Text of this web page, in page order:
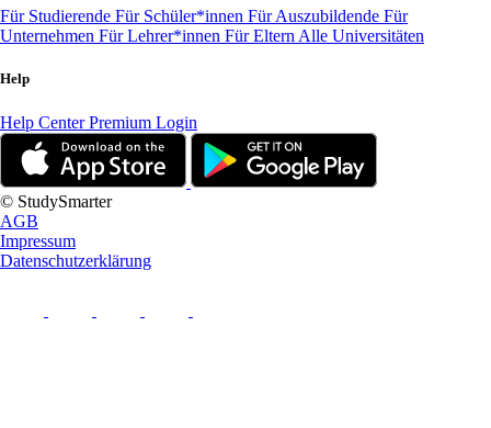
Für Studierende Für Schüler*innen Für Auszubildende Für
Unternehmen Für Lehrer*innen Für Eltern Alle Universitäten
Help
Help CenterPremium Login
© StudySmarter
AGB
Impressum
Datenschutzerklärung